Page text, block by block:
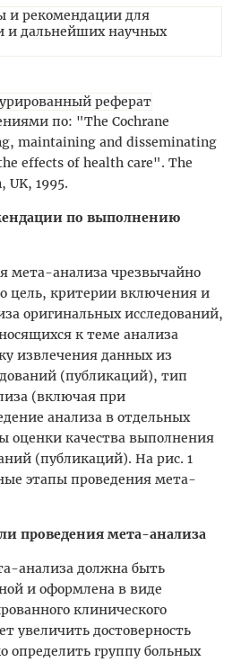
и рекомендации для
и дальнейших научных
реферат
по: "The Cochrane
maintaining and disseminating
effects of health care". The
UK, 1995.
по выполнению
мета-анализа чрезвычайно
цель, критерии включения и
оригинальных исследований,
к теме анализа
извлечения данных из
(публикаций), тип
(включая при
анализа в отдельных
оценки качества выполнения
(публикаций). На рис. 1
этапы проведения мета-
проведения мета-анализа
анализа должна быть
и оформлена в виде
клинического
увеличить достоверность
определить группу больных